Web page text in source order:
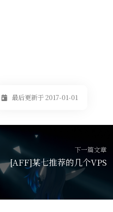
最后更新于 2017-01-01
下一篇文章
[AFF]某七推荐的几个VPS